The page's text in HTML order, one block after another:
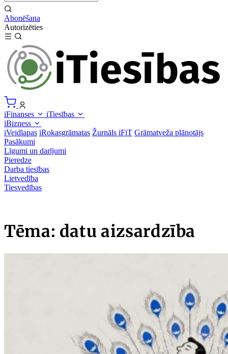
Abonēšana
Autorizēties
iFinanses
iTiesības
iBizness
iVeidlapas iRokasgrāmatas Žurnāls iFiT Grāmatveža plānotājs
Pasākumi
Līgumi un darījumi
Pieredze
Darba tiesības
Lietvedība
Tiesvedības
Tēma: datu aizsardzība